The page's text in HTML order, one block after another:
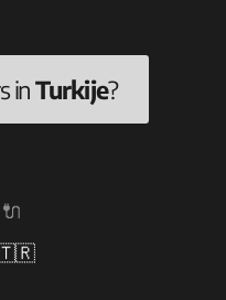
inTurkije?
🇹🇷